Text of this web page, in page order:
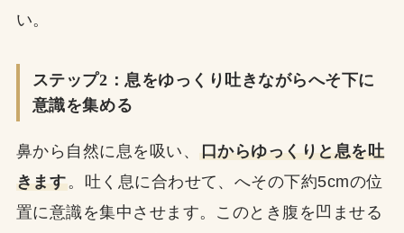
い。
ステップ2：息をゆっくり吐きながらへそ下に
意識を集める
鼻から自然に息を吸い、
口からゆっくりと息を吐
きます。吐く息に合わせて、へその下約5cmの位
置に意識を集中させます。このとき腹を凹ませる